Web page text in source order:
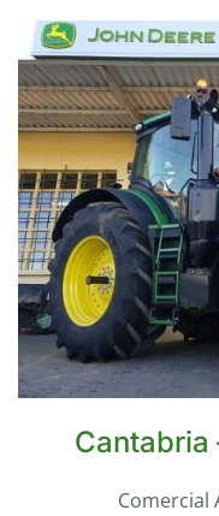
Cantabria
Comercial